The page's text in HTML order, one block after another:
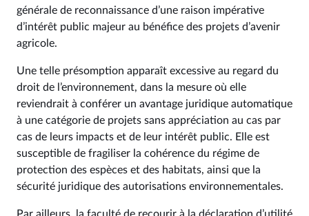
générale de reconnaissance d’une raison impérative
d’intérêt public majeur au bénéfice des projets d’avenir
agricole.
Une telle présomption apparaît excessive au regard du
droit de l’environnement, dans la mesure où elle
reviendrait à conférer un avantage juridique automatique
à une catégorie de projets sans appréciation au cas par
cas de leurs impacts et de leur intérêt public. Elle est
susceptible de fragiliser la cohérence du régime de
protection des espèces et des habitats, ainsi que la
sécurité juridique des autorisations environnementales.